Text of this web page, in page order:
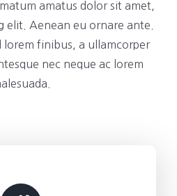
amatus dolor sit amet,
elit. Aenean eu ornare ante.
lorem finibus, a ullamcorper
nec neque ac lorem